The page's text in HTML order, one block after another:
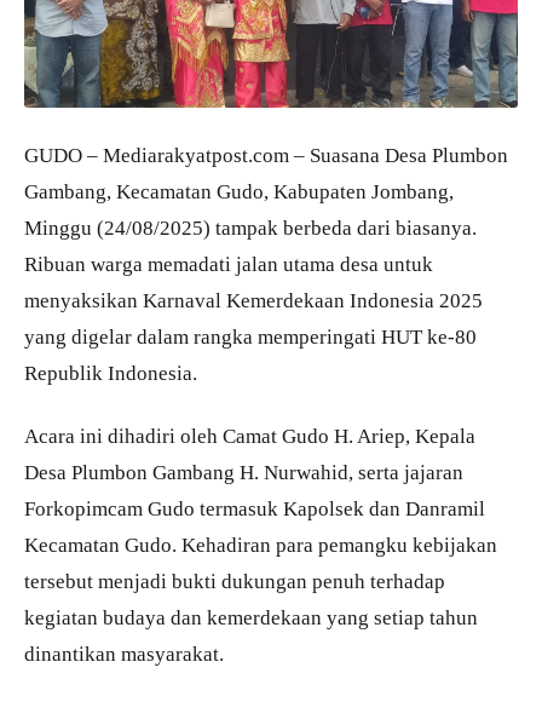
GUDO – Mediarakyatpost.com – Suasana Desa Plumbon
Gambang, Kecamatan Gudo, Kabupaten Jombang,
Minggu (24/08/2025) tampak berbeda dari biasanya.
Ribuan warga memadati jalan utama desa untuk
menyaksikan Karnaval Kemerdekaan Indonesia 2025
yang digelar dalam rangka memperingati HUT ke-80
Republik Indonesia.
Acara ini dihadiri oleh Camat Gudo H. Ariep, Kepala
Desa Plumbon Gambang H. Nurwahid, serta jajaran
Forkopimcam Gudo termasuk Kapolsek dan Danramil
Kecamatan Gudo. Kehadiran para pemangku kebijakan
tersebut menjadi bukti dukungan penuh terhadap
kegiatan budaya dan kemerdekaan yang setiap tahun
dinantikan masyarakat.